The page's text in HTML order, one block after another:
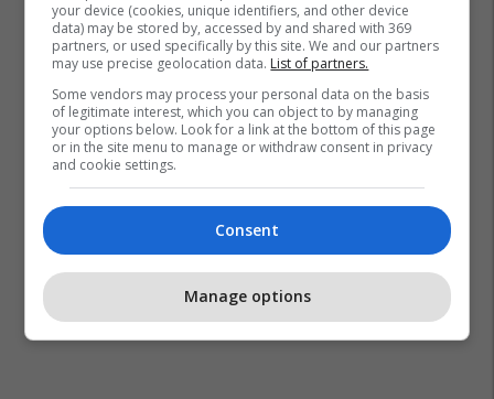
your device (cookies, unique identifiers, and other device
data) may be stored by, accessed by and shared with 369
partners, or used specifically by this site. We and our partners
may use precise geolocation data. List of partners.
Some vendors may process your personal data on the basis
of legitimate interest, which you can object to by managing
your options below. Look for a link at the bottom of this page
or in the site menu to manage or withdraw consent in privacy
and cookie settings.
Consent
Manage options